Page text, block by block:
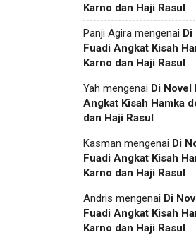
Karno dan Haji Rasul
Panji Agira mengenai Di
Fuadi Angkat Kisah
Karno dan Haji Rasul
Yah mengenai Di Novel
Angkat Kisah Hamka
dan Haji Rasul
Kasman mengenai Di
Fuadi Angkat Kisah
Karno dan Haji Rasul
Andris mengenai Di
Fuadi Angkat Kisah
Karno dan Haji Rasul